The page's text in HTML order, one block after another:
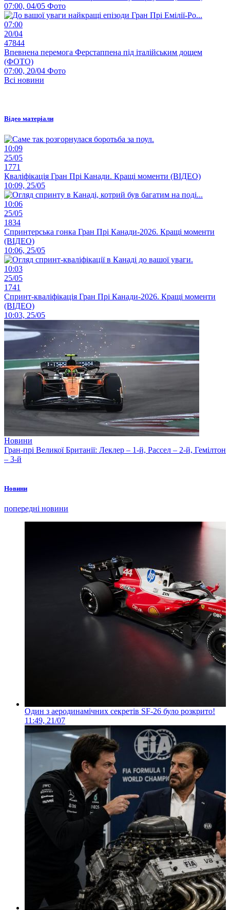
07:00, 04/05 Фото
07:00
20/04
47844
Впевнена перемога Ферстаппена під італійським дощем
(ФОТО)
07:00, 20/04 Фото
Всі новини
Відео матеріали
10:09
25/05
1771
Кваліфікація Гран Прі Канади. Кращі моменти (ВІДЕО)
10:09, 25/05
10:06
25/05
1834
Спринтерська гонка Гран Прі Канади-2026. Кращі моменти
(ВІДЕО)
10:06, 25/05
10:03
25/05
1741
Спринт-кваліфікація Гран Прі Канади-2026. Кращі моменти
(ВІДЕО)
10:03, 25/05
Новини
Гран-прі Великої Британії: Леклер – 1-й, Рассел – 2-й, Гемілтон
– 3-й
Новини
попередні новини
Один з аеродинамічних секретів SF-26 було розкрито!
11:49, 21/07